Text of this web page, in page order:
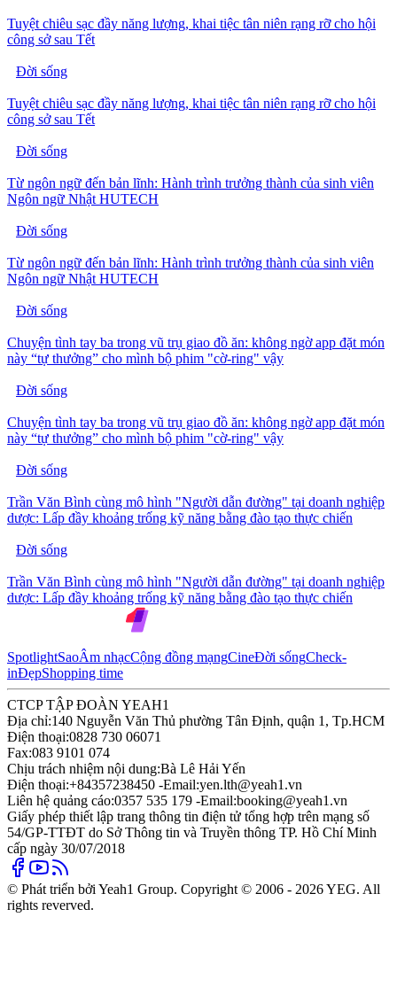
Tuyệt chiêu sạc đầy năng lượng, khai tiệc tân niên rạng rỡ cho hội
công sở sau Tết
Đời sống
Tuyệt chiêu sạc đầy năng lượng, khai tiệc tân niên rạng rỡ cho hội
công sở sau Tết
Đời sống
Từ ngôn ngữ đến bản lĩnh: Hành trình trưởng thành của sinh viên
Ngôn ngữ Nhật HUTECH
Đời sống
Từ ngôn ngữ đến bản lĩnh: Hành trình trưởng thành của sinh viên
Ngôn ngữ Nhật HUTECH
Đời sống
Chuyện tình tay ba trong vũ trụ giao đồ ăn: không ngờ app đặt món
này “tự thưởng” cho mình bộ phim "cờ-ring" vậy
Đời sống
Chuyện tình tay ba trong vũ trụ giao đồ ăn: không ngờ app đặt món
này “tự thưởng” cho mình bộ phim "cờ-ring" vậy
Đời sống
Trần Văn Bình cùng mô hình "Người dẫn đường" tại doanh nghiệp
dược: Lấp đầy khoảng trống kỹ năng bằng đào tạo thực chiến
Đời sống
Trần Văn Bình cùng mô hình "Người dẫn đường" tại doanh nghiệp
dược: Lấp đầy khoảng trống kỹ năng bằng đào tạo thực chiến
SpotlightSaoÂm nhạcCộng đồng mạngCineĐời sốngCheck-
inĐẹpShopping time
CTCP TẬP ĐOÀN YEAH1
Địa chỉ:140 Nguyễn Văn Thủ phường Tân Định, quận 1, Tp.HCM
Điện thoại:0828 730 06071
Fax:083 9101 074
Chịu trách nhiệm nội dung:Bà Lê Hải Yến
Điện thoại:+84357238450 -Email:yen.lth@yeah1.vn
Liên hệ quảng cáo:0357 535 179 -Email:booking@yeah1.vn
Giấy phép thiết lập trang thông tin điện tử tổng hợp trên mạng số
54/GP-TTĐT do Sở Thông tin và Truyền thông TP. Hồ Chí Minh
cấp ngày 30/07/2018
© Phát triển bởi Yeah1 Group. Copyright © 2006 - 2026 YEG. All
rights reverved.